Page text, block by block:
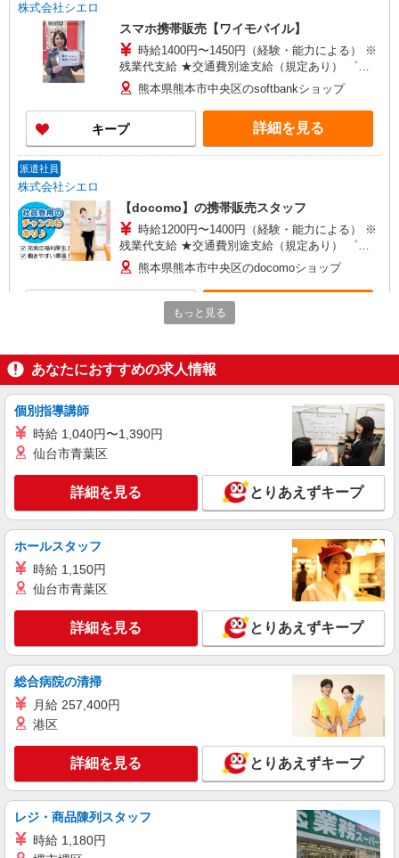
株式会社シエロ
スマホ携帯販売【ワイモバイル】
時給1400円〜1450円（経験・能力による） ※
残業代支給 ★交通費別途支給（規定あり） ゜
+゜・。○。・゜+゜・。○。・゜+゜ 入社祝い金10
万円支給(規定有) お友達を紹介頂くと, インセンテ
ィブ支給(規定有) ★月2回払い・週払い可能（規程
有）★ ゜・。○。・゜+゜・。○。・゜+゜
熊本県熊本市中央区のsoftbankショップ
キープ 詳細を見る
派遣社員
株式会社シエロ
【docomo】の携帯販売スタッフ
時給1200円〜1400円（経験・能力による） ※
残業代支給 ★交通費別途支給（規定あり） ゜
+゜・。○。・゜+゜・。○。・゜+゜ 入社祝い金10
万円支給(規定有) お友達を紹介頂くと, インセンテ
ィブ支給(規定有) ★月2回払い・週払い可能（規程
有）★ ゜・。○。・゜+゜・。○。・゜+゜
熊本県熊本市中央区のdocomoショップ
株式会社シエロ
携帯販売スタッフ【au】
月給259200円〜300000円（経験・能力によ
る） ※残業手当別途支給 ※研修期間6か月・時給
1500円〜 ★交通費別途支給（規定あり） ゜
+゜・。○。・゜+゜・。○。・゜+゜ 入社祝い金10
万円支給(規定有) お友達を紹介頂くと, インセンテ
ィブ支給(規定有) ゜・。○。・゜+゜・。○。・゜
熊本県熊本市中央区の家電量販店
キープ 詳細を見る
株式会社シエロ
【docomo】の携帯販売スタッフ
時給1300円〜1400円（経験・能力による） ※
残業代支給 ★交通費別途支給（規定あり） ゜
+゜・。○。・゜+゜・。○。・゜+゜ 入社祝い金10
万円支給(規定有) お友達を紹介頂くと, インセンテ
ィブ支給(規定有) ★月2回払い・週払い可能（規程
有）★ ゜・。○。・゜+゜・。○。・゜+゜
熊本県熊本市中央区のdocomoショップ
キープ 詳細を見る
紹介予定派遣
株式会社シエロ
【au】の携帯販売スタッフ
時給1250円〜 ※残業代支給 ★交通費別途支給
（規定あり） ゜+゜・。○。・゜+゜・。○。・゜
+゜ 入社祝い金10万円支給(規定有) お友達を紹介
頂くと, インセンティブ支給(規定有) ★月2回払
い・週払い可能（規程有）★ ゜・。○。・゜
熊本県熊本市中央区のauショップ
キープ 詳細を見る
もっと見る
あなたにおすすめの求人情報
個別指導講師
時給 1,040円〜1,390円
仙台市青葉区
詳細を見る とりあえずキープ
ホールスタッフ
時給 1,150円
仙台市青葉区
詳細を見る とりあえずキープ
総合病院の清掃
月給 257,400円
港区
詳細を見る とりあえずキープ
レジ・商品陳列スタッフ
時給 1,180円